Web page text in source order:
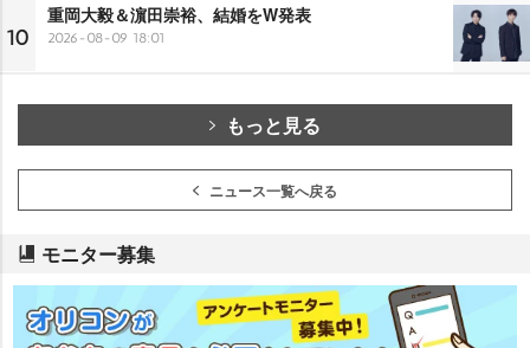
10
重岡大毅＆濵田崇裕、結婚をW発表
2026-08-09 18:01
もっと見る
ニュース一覧へ戻る
モニター募集